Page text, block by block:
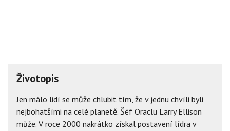
Životopis
Jen málo lidí se může chlubit tím, že v jednu chvíli byli
nejbohatšími na celé planetě. Šéf Oraclu Larry Ellison
může. V roce 2000 nakrátko získal postavení lídra v